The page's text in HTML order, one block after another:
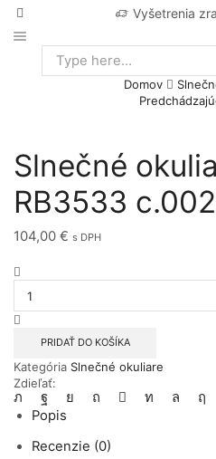
Vyšetrenia
Search
Domov
Slnečné
RB3533
104,00 € s DPH
okuliare
c.002/71
PRIDAŤ DO KOŠÍKA
Kategória Slnečné okuliare
Zdieľať:
Popis
Recenzie (0)